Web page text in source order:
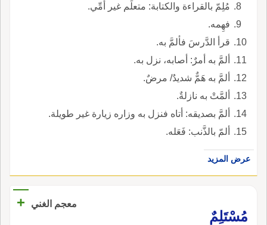
مُلِمّ بالقراءة والكتابة: متعلِّم غير أُمِّي.
فهِمه.
قرأ الدَّرسَ فألمَّ به.
ألمَّ به أمرٌ: أصابه، نزل به.
ألمَّ به هَمٌّ شديدٌ/ مرضٌ.
ألمَّتْ به نازلةٌ.
ألمَّ بصديقه: أتاه فنزل به وزاره زيارة غير طويلة.
ألمّ بالذَّنب: فَعَله.
عرض المزيد
معجم الغني
+
مُسْتَلِمٌ